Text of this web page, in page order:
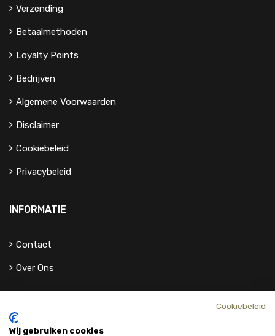
Verzending
Betaalmethoden
Loyalty Points
Bedrijven
Algemene Voorwaarden
Disclaimer
Cookiebeleid
Privacybeleid
INFORMATIE
Contact
Over Ons
Cookiebeleid
Wij gebruiken cookies